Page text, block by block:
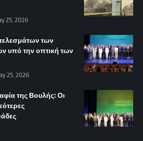
25, 2026
των
υπό την οπτική των
25, 2026
της Βουλής: Οι